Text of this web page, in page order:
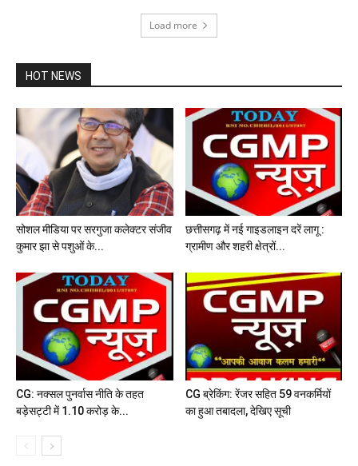
Load more
HOT NEWS
सोशल मीडिया पर सरगुजा कलेक्टर संजीव
कुमार झा से पशुओं के...
छत्तीसगढ़ में नई गाइडलाइन दरें लागू :
ग्रामीण और शहरी क्षेत्रों...
CG: नक्सल पुनर्वास नीति के तहत
बड़ेसट्टी में 1.10 करोड़ के...
CG ब्रेकिंग: रेंजर सहित 59 वनकर्मियों
का हुआ तबादला, देखिए सूची